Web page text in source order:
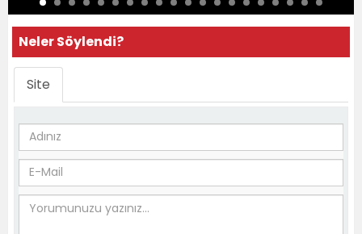
Neler Söylendi?
Site